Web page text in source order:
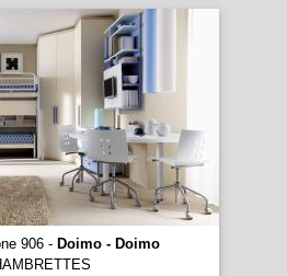
906 - Doimo - Doimo